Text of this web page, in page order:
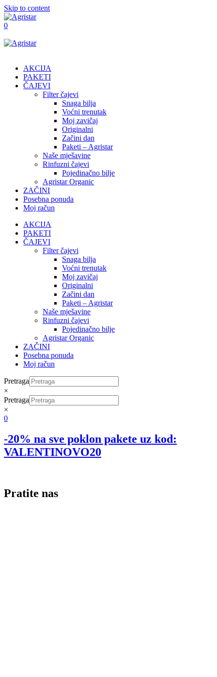
Skip to content
0
AKCIJA
PAKETI
ČAJEVI
Filter čajevi
Snaga bilja
Voćni trenutak
Moj zavičaj
Originalni
Začini dan
Paketi – Agristar
Naše mješavine
Rinfuzni čajevi
Pojedinačno bilje
Agristar Organic
ZAČINI
Posebna ponuda
Moj račun
AKCIJA
PAKETI
ČAJEVI
Filter čajevi
Snaga bilja
Voćni trenutak
Moj zavičaj
Originalni
Začini dan
Paketi – Agristar
Naše mješavine
Rinfuzni čajevi
Pojedinačno bilje
Agristar Organic
ZAČINI
Posebna ponuda
Moj račun
Pretraga
×
Pretraga
×
0
-20% na sve poklon pakete uz kod:
VALENTINOVO20
Pratite nas